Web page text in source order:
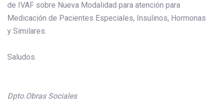
de IVAF sobre Nueva Modalidad para atención para
Medicación de Pacientes Especiales, Insulinos, Hormonas
y Similares.
Saludos.
Dpto.Obras Sociales